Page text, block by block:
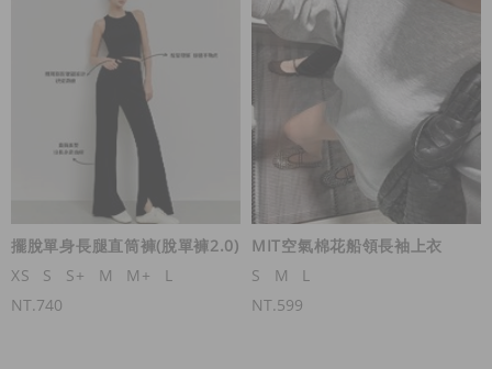
擺脫單身長腿直筒褲(脫單褲2.0)
XS
S S+ M M+
L
NT.740
MIT空氣棉花船領長袖上衣
S
M
L
NT.599